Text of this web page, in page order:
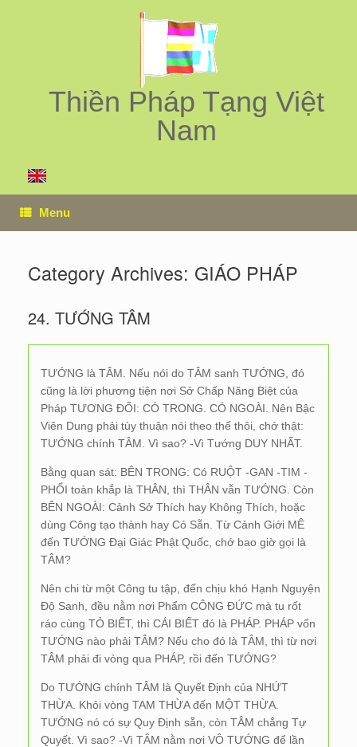
Thiền Pháp Tạng Việt
Nam
Menu
Category Archives: GIÁO PHÁP
24. TƯỚNG TÂM
TƯỚNG là TÂM. Nếu nói do TÂM sanh TƯỚNG, đó
cũng là lời phương tiện nơi Sở Chấp Năng Biệt của
Pháp TƯƠNG ĐỐI: CÓ TRONG. CÓ NGOÀI. Nên Bậc
Viên Dung phải tùy thuận nói theo thế thôi, chớ thật:
TƯỚNG chính TÂM. Vì sao? -Vì Tướng DUY NHẤT.
Bằng quan sát: BÊN TRONG: Có RUỘT -GAN -TIM -
PHỔI toàn khắp là THÂN, thì THÂN vẫn TƯỚNG. Còn
BÊN NGOÀI: Cảnh Sở Thích hay Không Thích, hoặc
dùng Công tạo thành hay Có Sẵn. Từ Cảnh Giới MÊ
đến TƯỚNG Đại Giác Phật Quốc, chớ bao giờ gọi là
TÂM?
Nên chi từ một Công tu tập, đến chịu khó Hạnh Nguyện
Độ Sanh, đều nằm nơi Phẩm CÔNG ĐỨC mà tu rốt
ráo cùng TỎ BIẾT, thì CÁI BIẾT đó là PHÁP. PHÁP vốn
TƯỚNG nào phải TÂM? Nếu cho đó là TÂM, thì từ nơi
TÂM phải đi vòng qua PHÁP, rồi đến TƯỚNG?
Do TƯỚNG chính TÂM là Quyết Định của NHỨT
THỪA. Khỏi vòng TAM THỪA đến MỘT THỪA.
TƯỚNG nó có sự Quy Định sẵn, còn TÂM chẳng Tự
Quyết. Vì sao? -Vì TÂM nằm nơi VÔ TƯỚNG để lần